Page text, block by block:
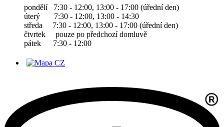
pondělí 7:30 - 12:00, 13:00 - 17:00 (úřední den)
úterý 7:30 - 12:00, 13:00 - 14:30
středa 7:30 - 12:00, 13:00 - 17:00 (úřední den)
čtvrtek pouze po předchozí domluvě
pátek 7:30 - 12:00